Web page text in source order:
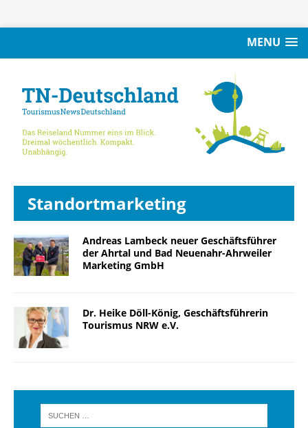
MENU
Standortmarketing
Andreas Lambeck neuer Geschäftsführer
der Ahrtal und Bad Neuenahr-Ahrweiler
Marketing GmbH
Dr. Heike Döll-König, Geschäftsführerin
Tourismus NRW e.V.